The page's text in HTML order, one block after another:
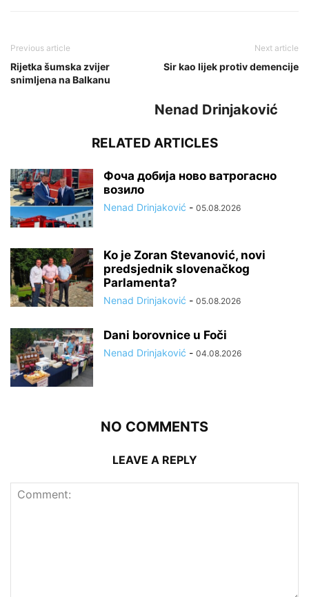
Previous article
Rijetka šumska zvijer
snimljena na Balkanu
Next article
Sir kao lijek protiv demencije
Nenad Drinjaković
RELATED ARTICLES
Фоча добија ново ватрогасно
возило
Nenad Drinjaković - 05.08.2026
Ko je Zoran Stevanović, novi
predsjednik slovenačkog
Parlamenta?
Nenad Drinjaković - 05.08.2026
Dani borovnice u Foči
Nenad Drinjaković - 04.08.2026
NO COMMENTS
LEAVE A REPLY